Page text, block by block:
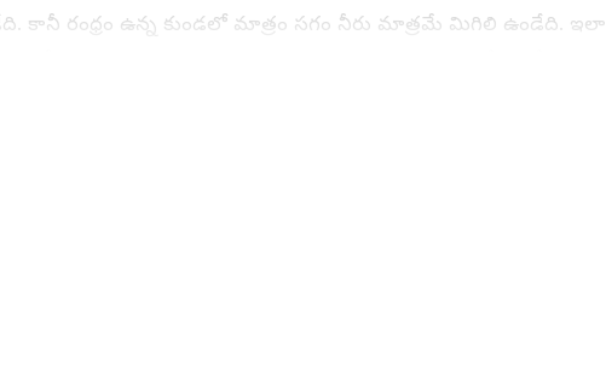
కానీ రంధ్రం ఉన్న కుండలో మాత్రం సగం నీరు మాత్రమే మిగిలి ఉండేది. ఇలా